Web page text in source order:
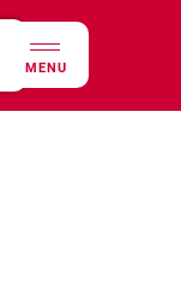
MENU